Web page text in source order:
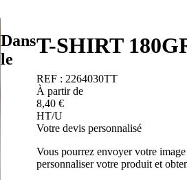
T-SHIRT
REF : 2264030TT
À partir de
8,40 €
HT/U
Votre devis personnalisé
Vous pourrez envoyer votre
personnaliser votre produit et
Dans
le